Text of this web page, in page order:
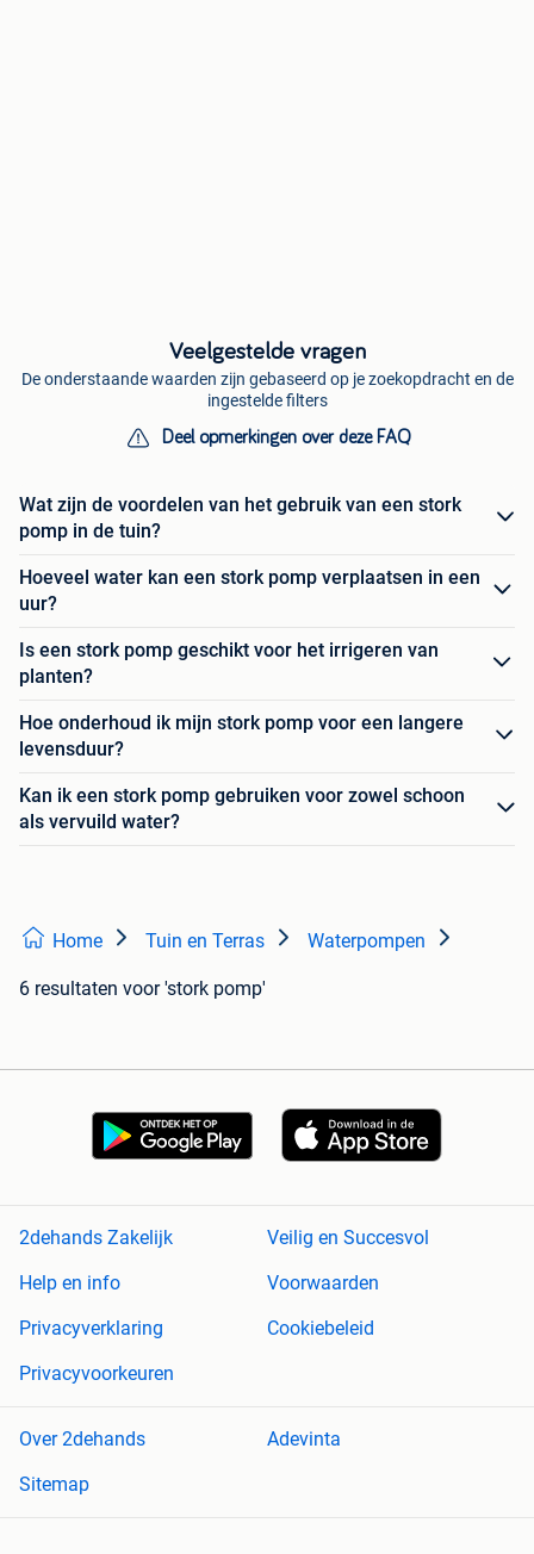
Veelgestelde vragen
De onderstaande waarden zijn gebaseerd op je zoekopdracht en de
ingestelde filters
Deel opmerkingen over deze FAQ
Wat zijn de voordelen van het gebruik van een stork
pomp in de tuin?
Hoeveel water kan een stork pomp verplaatsen in een
uur?
Is een stork pomp geschikt voor het irrigeren van
planten?
Hoe onderhoud ik mijn stork pomp voor een langere
levensduur?
Kan ik een stork pomp gebruiken voor zowel schoon
als vervuild water?
Home Tuin en Terras Waterpompen
6 resultaten voor 'stork pomp'
2dehands Zakelijk
Veilig en Succesvol
Help en info
Voorwaarden
Privacyverklaring
Cookiebeleid
Privacyvoorkeuren
Over 2dehands
Adevinta
Sitemap